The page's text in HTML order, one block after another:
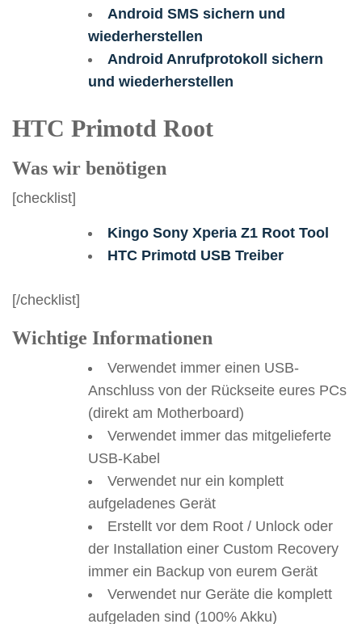
Android SMS sichern und
wiederherstellen
Android Anrufprotokoll sichern
und wiederherstellen
HTC Primotd Root
Was wir benötigen
[checklist]
Kingo Sony Xperia Z1 Root Tool
HTC Primotd USB Treiber
[/checklist]
Wichtige Informationen
Verwendet immer einen USB-
Anschluss von der Rückseite eures PCs
(direkt am Motherboard)
Verwendet immer das mitgelieferte
USB-Kabel
Verwendet nur ein komplett
aufgeladenes Gerät
Erstellt vor dem Root / Unlock oder
der Installation einer Custom Recovery
immer ein Backup von eurem Gerät
Verwendet nur Geräte die komplett
aufgeladen sind (100% Akku)